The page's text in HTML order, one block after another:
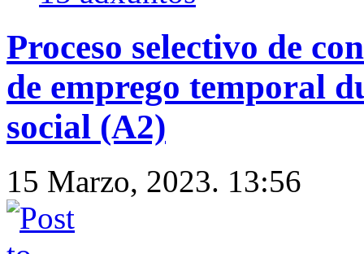
Proceso selectivo de
de emprego temporal
social (A2)
15 Marzo, 2023. 13:56